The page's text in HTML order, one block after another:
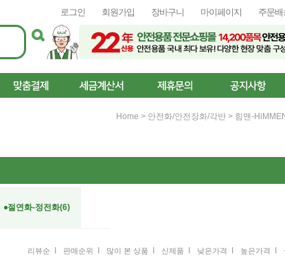
로그인 회원가입 장바구니 마이페이지 주문배
Home > 안전화/안전장화/각반 > 힘맨-
절연화-정전화(6)
리뷰순 판매순위 많이 본 상품 신제품 낮은가격 높은가격